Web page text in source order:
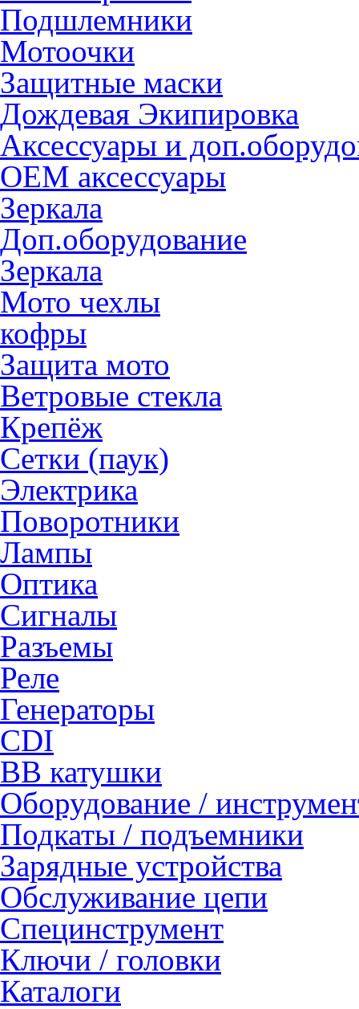
Подшлемники
Мотоочки
Защитные маски
Дождевая Экипировка
Аксессуары и
OEM аксессуары
Зеркала
Доп.оборудование
Зеркала
Мото чехлы
кофры
Защита мото
Ветровые стекла
Крепёж
Сетки (паук)
Электрика
Поворотники
Лампы
Оптика
Сигналы
Разъемы
Реле
Генераторы
CDI
ВВ катушки
Оборудование /
Подкаты / подъемники
Зарядные устройства
Обслуживание цепи
Специнструмент
Ключи / головки
Каталоги